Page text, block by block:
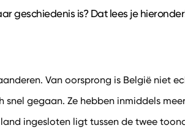
geschiedenis is? Dat lees je
Van oorsprong is België niet
snel gegaan. Ze hebben inmiddels
ingesloten ligt tussen de twee